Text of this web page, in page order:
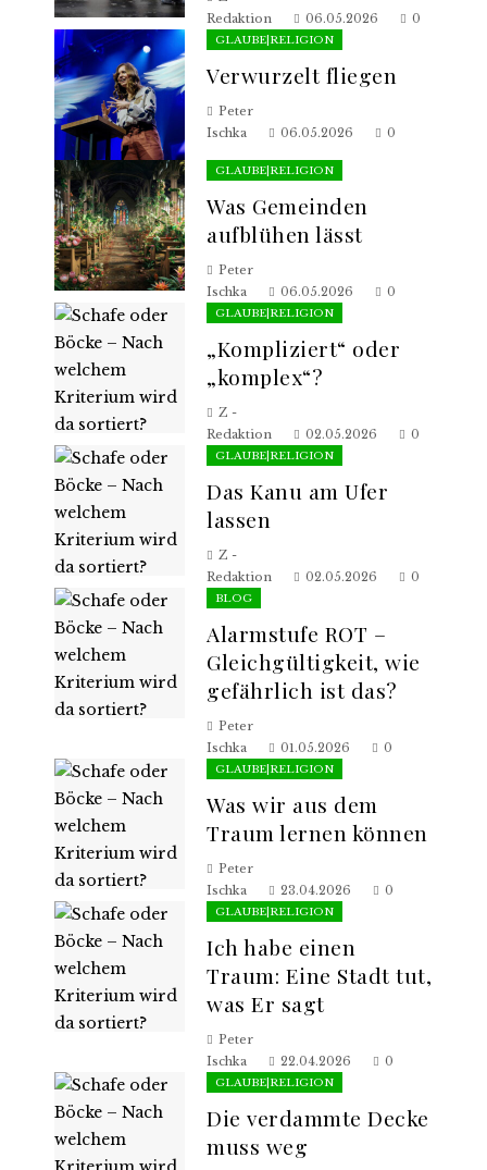
Redaktion
06.05.2026 0
GLAUBE|RELIGION
Verwurzelt fliegen
Peter
Ischka
06.05.2026 0
GLAUBE|RELIGION
Was Gemeinden
aufblühen lässt
Peter
Ischka
06.05.2026 0
GLAUBE|RELIGION
„Kompliziert“ oder
„komplex“?
Z -
Redaktion
02.05.2026 0
GLAUBE|RELIGION
Das Kanu am Ufer
lassen
Z -
Redaktion
02.05.2026 0
BLOG
Alarmstufe ROT –
Gleichgültigkeit, wie
gefährlich ist das?
Peter
Ischka
01.05.2026 0
GLAUBE|RELIGION
Was wir aus dem
Traum lernen können
Peter
Ischka
23.04.2026 0
GLAUBE|RELIGION
Ich habe einen
Traum: Eine Stadt tut,
was Er sagt
Peter
Ischka
22.04.2026 0
GLAUBE|RELIGION
Die verdammte Decke
muss weg